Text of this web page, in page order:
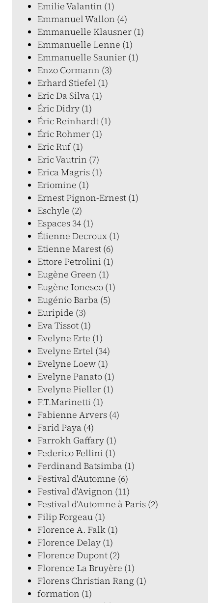
Emilie Valantin (1)
Emmanuel Wallon (4)
Emmanuelle Klausner (1)
Emmanuelle Lenne (1)
Emmanuelle Saunier (1)
Enzo Cormann (3)
Erhard Stiefel (1)
Eric Da Silva (1)
Éric Didry (1)
Éric Reinhardt (1)
Éric Rohmer (1)
Eric Ruf (1)
Eric Vautrin (7)
Erica Magris (1)
Eriomine (1)
Ernest Pignon-Ernest (1)
Eschyle (2)
Espaces 34 (1)
Étienne Decroux (1)
Etienne Marest (6)
Ettore Petrolini (1)
Eugène Green (1)
Eugène Ionesco (1)
Eugénio Barba (5)
Euripide (3)
Eva Tissot (1)
Evelyne Erte (1)
Evelyne Ertel (34)
Evelyne Loew (1)
Evelyne Panato (1)
Evelyne Pieller (1)
F.T.Marinetti (1)
Fabienne Arvers (4)
Farid Paya (4)
Farrokh Gaffary (1)
Federico Fellini (1)
Ferdinand Batsimba (1)
Festival d'Automne (6)
Festival d'Avignon (11)
Festival d’Automne à Paris (2)
Filip Forgeau (1)
Florence A. Falk (1)
Florence Delay (1)
Florence Dupont (2)
Florence La Bruyère (1)
Florens Christian Rang (1)
formation (1)